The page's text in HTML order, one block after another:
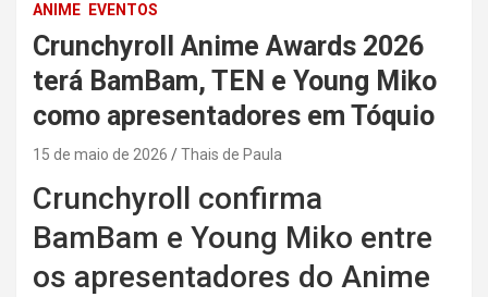
ANIME EVENTOS
Crunchyroll Anime Awards 2026
terá BamBam, TEN e Young Miko
como apresentadores em Tóquio
15 de maio de 2026 Thais de Paula
Crunchyroll confirma
BamBam e Young Miko entre
os apresentadores do Anime